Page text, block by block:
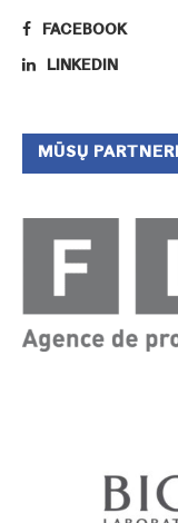
FACEBOOK
LINKEDIN
MŪSŲ